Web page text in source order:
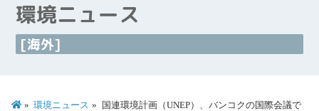
環境ニュース
[海外]
環境ニュース
国連環境計画（UNEP）、バンコクの国際会議で